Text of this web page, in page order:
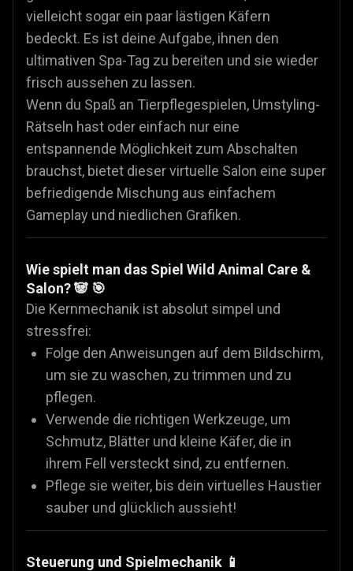
vielleicht sogar ein paar lästigen Käfern
bedeckt. Es ist deine Aufgabe, ihnen den
ultimativen Spa-Tag zu bereiten und sie wieder
frisch aussehen zu lassen.
Wenn du Spaß an Tierpflegespielen, Umstyling-
Rätseln hast oder einfach nur eine
entspannende Möglichkeit zum Abschalten
brauchst, bietet dieser virtuelle Salon eine super
befriedigende Mischung aus einfachem
Gameplay und niedlichen Grafiken.
Wie spielt man das Spiel Wild Animal Care &
Salon? 🐼 🎯
Die Kernmechanik ist absolut simpel und
stressfrei:
Folge den Anweisungen auf dem Bildschirm,
um sie zu waschen, zu trimmen und zu
pflegen.
Verwende die richtigen Werkzeuge, um
Schmutz, Blätter und kleine Käfer, die in
ihrem Fell versteckt sind, zu entfernen.
Pflege sie weiter, bis dein virtuelles Haustier
sauber und glücklich aussieht!
Steuerung und Spielmechanik 📱